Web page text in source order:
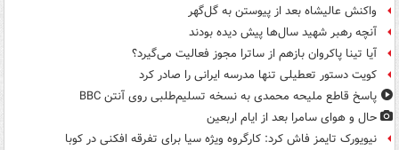
واکنش عالیشاه بعد از پیوستن به گل‌گهر
آنچه رهبر شهید سال‌ها پیش دیده بودند
آیا تینا پاکروان بازهم از ساترا مجوز فعالیت می‌گیرد؟
کویت دستور تعطیلی تنها مدرسه ایرانی را صادر کرد
پاسخ قاطع ملیحه محمدی به نسخه تسلیم‌طلبی روی آنتن BBC
حال و هوای سامرا بعد از ایام اربعین
نیویورک تایمز فاش کرد: کارگروه ویژه سیا برای تفرقه افکنی در کوبا